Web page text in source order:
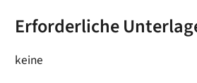
Erforderliche
keine